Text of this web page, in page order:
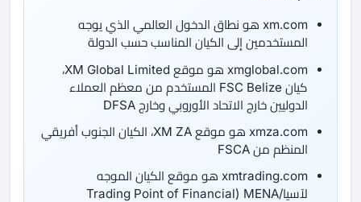
xm.com هو نطاق الدخول العالمي الذي يوجه
المستخدمين إلى الكيان المناسب حسب الدولة
xmglobal.com هو موقع XM Global Limited،
كيان FSC Belize المستخدم من معظم العملاء
الدوليين خارج الاتحاد الأوروبي وخارج DFSA
xmza.com هو موقع XM ZA، الكيان الجنوب أفريقي
المنظم من FSCA
xmtrading.com هو موقع الكيان الموجه
لآسيا/MENA ‏(Trading Point of Financial